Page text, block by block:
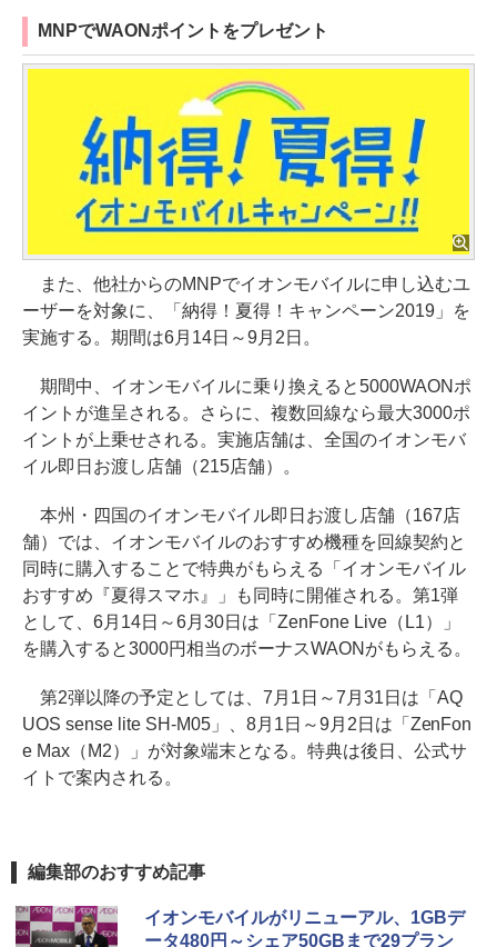
MNPでWAONポイントをプレゼント
また、他社からのMNPでイオンモバイルに申し込むユ
ーザーを対象に、「納得！夏得！キャンペーン2019」を
実施する。期間は6月14日～9月2日。
期間中、イオンモバイルに乗り換えると5000WAONポ
イントが進呈される。さらに、複数回線なら最大3000ポ
イントが上乗せされる。実施店舗は、全国のイオンモバ
イル即日お渡し店舗（215店舗）。
本州・四国のイオンモバイル即日お渡し店舗（167店
舗）では、イオンモバイルのおすすめ機種を回線契約と
同時に購入することで特典がもらえる「イオンモバイル
おすすめ『夏得スマホ』」も同時に開催される。第1弾
として、6月14日～6月30日は「ZenFone Live（L1）」
を購入すると3000円相当のボーナスWAONがもらえる。
第2弾以降の予定としては、7月1日～7月31日は「AQ
UOS sense lite SH-M05」、8月1日～9月2日は「ZenFon
e Max（M2）」が対象端末となる。特典は後日、公式サ
イトで案内される。
編集部のおすすめ記事
イオンモバイルがリニューアル、1GBデ
ータ480円～シェア50GBまで29プラン